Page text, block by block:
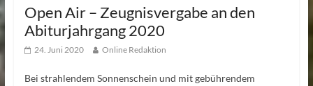
Open Air – Zeugnisvergabe an den
Abiturjahrgang 2020
24. Juni 2020 Online Redaktion
Bei strahlendem Sonnenschein und mit gebührendem